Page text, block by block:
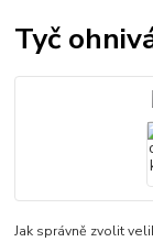
Tyč
Jak správně zvolit